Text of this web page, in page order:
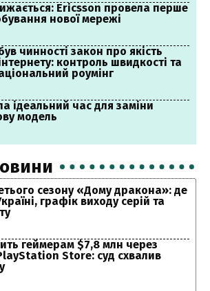
Ericsson провела перше
нової мережі
чинності закон про якість
контроль швидкості та
роумінг
ідеальний час для заміни
модель
сезону «Дому дракона»: де
графік виходу серій та
геймерам $7,8 млн через
Store: суд схвалив